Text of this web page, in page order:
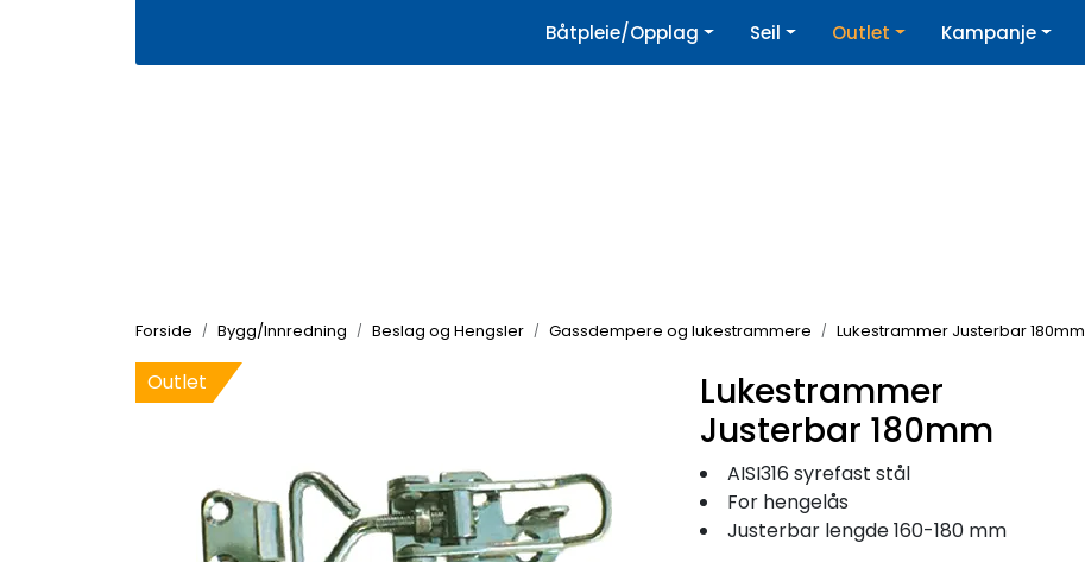
Kjøpshjelp | Nyhetsbrev
Båtpleie/Opplag Seil Outlet Kampanje
Forside Bygg/Innredning Beslag og Hengsler Gassdempere og lukestrammere Lukestrammer Justerbar 180mm
Outlet
Lukestrammer
Justerbar 180mm
AISI316 syrefast stål
For hengelås
Justerbar lengde 160-180 mm